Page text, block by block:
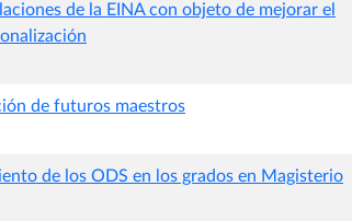
de la EINA con objeto de mejorar el
de futuros maestros
de los ODS en los grados en Magisterio